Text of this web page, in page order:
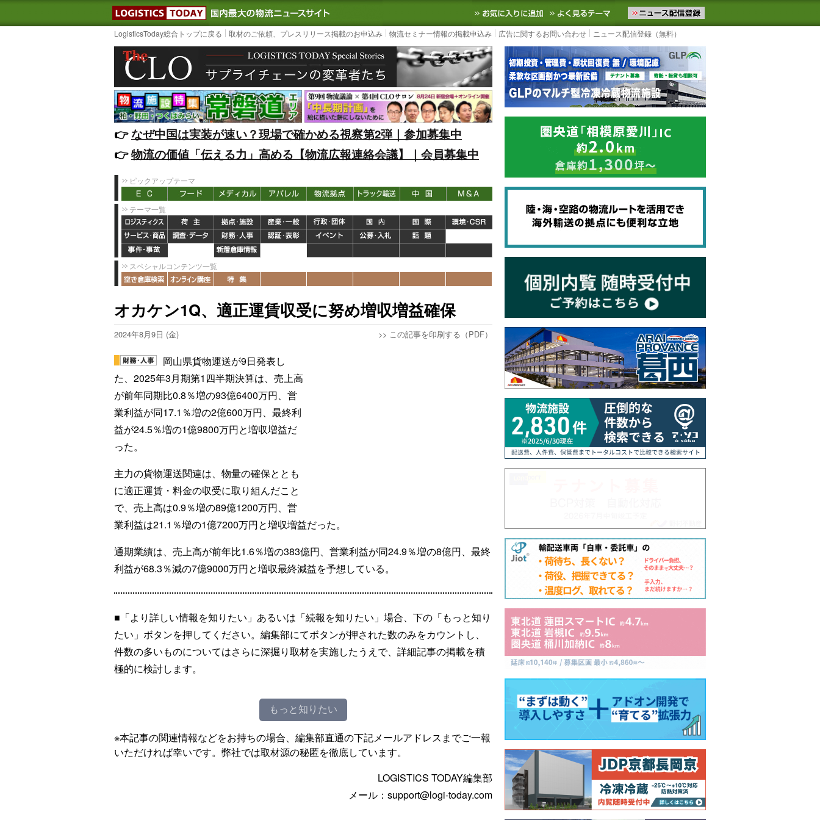
LOGISTICS TODAY｜国内最大の物流ニュースサイト3PL, SCMなど国内外の最新の物流ニュースをお届けします。物流ニュースメール配信を登録す
お気に入りに追加 よく見るテーマ
LogisticsToday総合トップに戻る 取材のご依頼、プレスリリース掲載のお申込み 物流セミナー情報の掲載申込み 広告に関するお問い合わせ ニュース配信登録（無料）
👉️なぜ中国は実装が速い？現場で確かめる視察第2弾｜参加募集中
👉️物流の価値「伝える力」高める【物流広報連絡会議】｜会員募集中
ピックアップテーマ
テーマ一覧
スペシャルコンテンツ一覧
オカケン1Q、適正運賃収受に努め増収増益確保
2024年8月9日 (金) >> この記事を印刷する（PDF）
岡山県貨物運送が9日発表し
た、2025年3月期第1四半期決算は、売上高
が前年同期比0.8％増の93億6400万円、営
業利益が同17.1％増の2億600万円、最終利
益が24.5％増の1億9800万円と増収増益だ
った。
主力の貨物運送関連は、物量の確保ととも
に適正運賃・料金の収受に取り組んだこと
で、売上高は0.9％増の89億1200万円、営
業利益は21.1％増の1億7200万円と増収増益だった。
通期業績は、売上高が前年比1.6％増の383億円、営業利益が同24.9％増の8億円、最終
利益が68.3％減の7億9000万円と増収最終減益を予想している。
■「より詳しい情報を知りたい」あるいは「続報を知りたい」場合、下の「もっと知り
たい」ボタンを押してください。編集部にてボタンが押された数のみをカウントし、
件数の多いものについてはさらに深掘り取材を実施したうえで、詳細記事の掲載を積
極的に検討します。
もっと知りたい
※本記事の関連情報などをお持ちの場合、編集部直通の下記メールアドレスまでご一報
いただければ幸いです。弊社では取材源の秘匿を徹底しています。
LOGISTICS TODAY編集部
メール：support@logi-today.com